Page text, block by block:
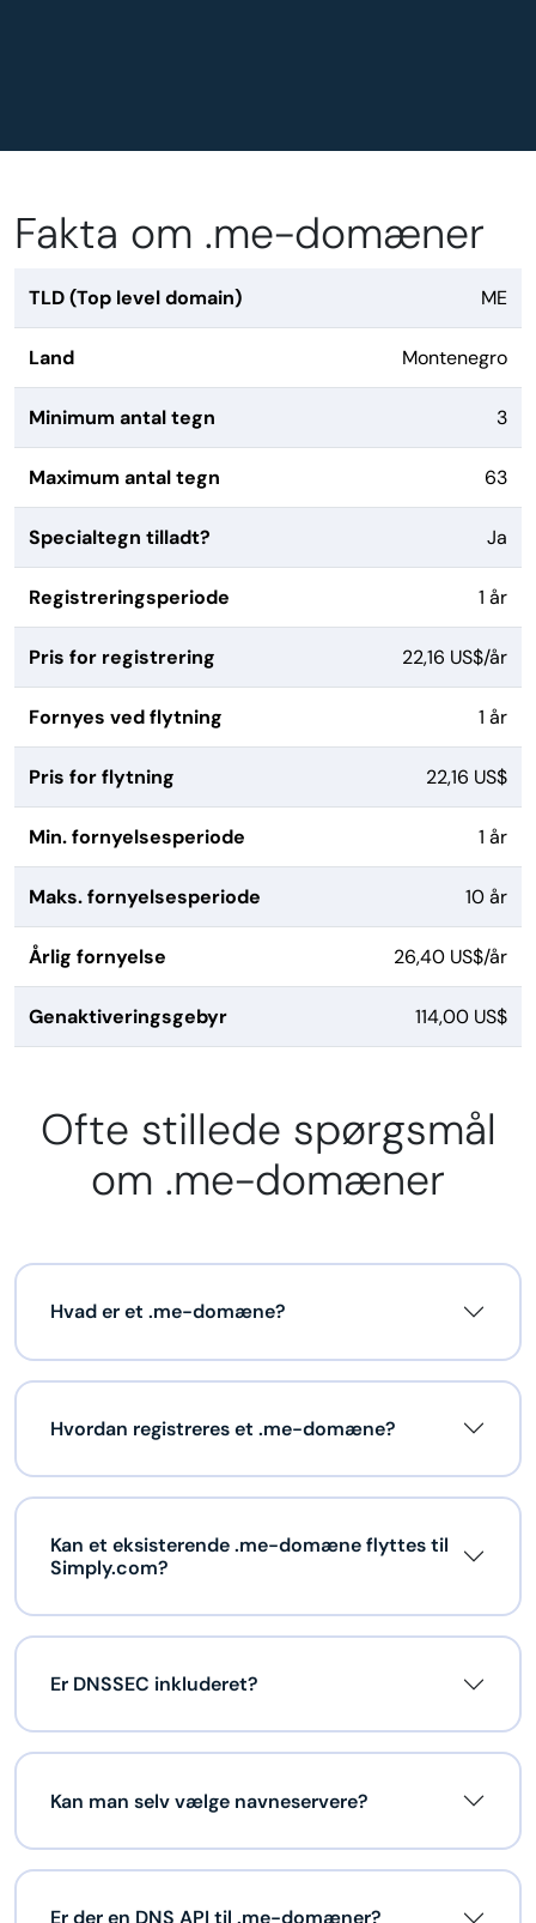
Fakta om .me-domæner
TLD (Top level domain) ME
Land Montenegro
Minimum antal tegn 3
Maximum antal tegn 63
Specialtegn tilladt? Ja
Registreringsperiode 1 år
Pris for registrering 22,16 US$/år
Fornyes ved flytning 1 år
Pris for flytning 22,16 US$
Min. fornyelsesperiode 1 år
Maks. fornyelsesperiode 10 år
Årlig fornyelse 26,40 US$/år
Genaktiveringsgebyr 114,00 US$
Ofte stillede spørgsmål
om .me-domæner
Hvad er et .me-domæne?
Hvordan registreres et .me-domæne?
Kan et eksisterende .me-domæne flyttes til
Simply.com?
Er DNSSEC inkluderet?
Kan man selv vælge navneservere?
Er der en DNS API til .me-domæner?